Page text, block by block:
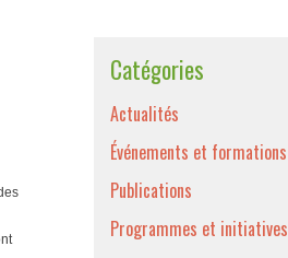
Catégories
Actualités
Événements et formations
Publications
Programmes et initiatives